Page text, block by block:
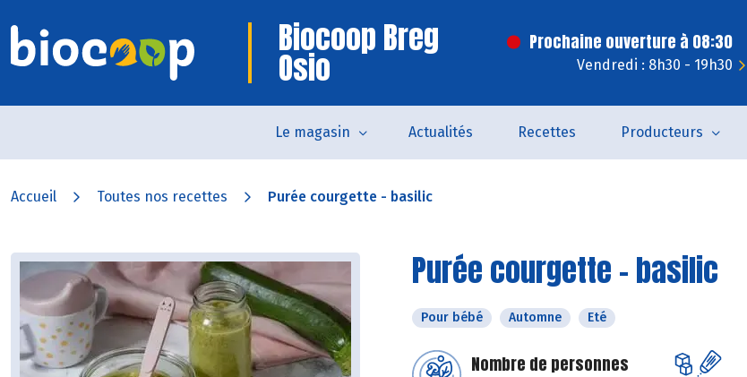
Biocoop Breg
Osio
Prochaine ouverture à 08:30
Vendredi : 8h30 - 19h30
Le magasin Actualités Recettes Producteurs
Accueil Toutes nos recettes Purée courgette - basilic
Purée courgette - basilic
Pour bébé Automne Eté
Nombre de personnes